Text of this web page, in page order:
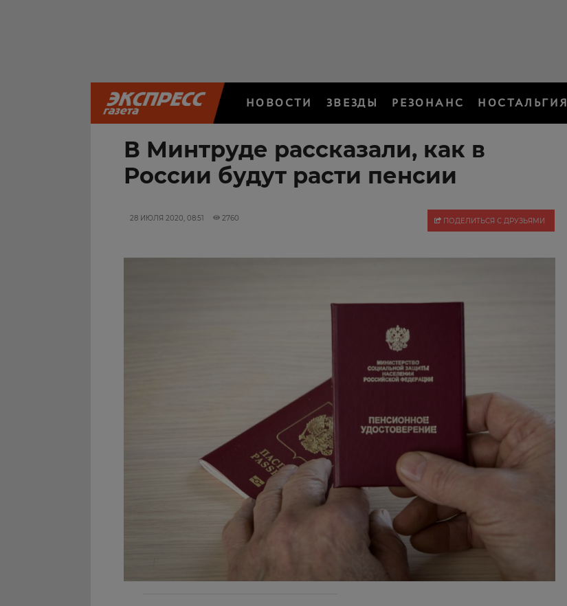
НОВОСТИ ЗВЕЗДЫ РЕЗОНАНС НОСТАЛЬГИЯ
В Минтруде рассказали, как в
России будут расти пенсии
28 ИЮЛЯ 2020, 08:51 2760 ПОДЕЛИТЬСЯ С ДРУЗЬЯМИ